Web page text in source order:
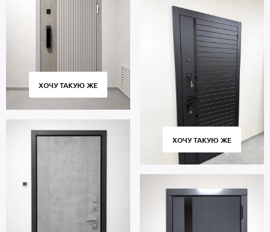
ХОЧУ ТАКУЮ ЖЕ
ХОЧУ ТАКУЮ ЖЕ